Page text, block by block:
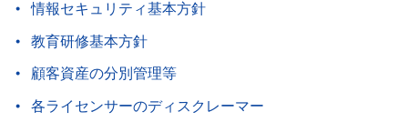
情報セキュリティ基本方針
教育研修基本方針
顧客資産の分別管理等
各ライセンサーのディスクレーマー